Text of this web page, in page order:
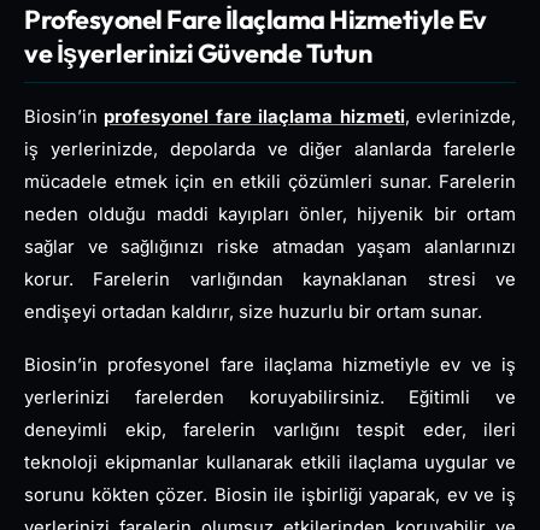
Profesyonel Fare İlaçlama Hizmetiyle Ev
ve İşyerlerinizi Güvende Tutun
Biosin’in profesyonel fare ilaçlama hizmeti, evlerinizde,
iş yerlerinizde, depolarda ve diğer alanlarda farelerle
mücadele etmek için en etkili çözümleri sunar. Farelerin
neden olduğu maddi kayıpları önler, hijyenik bir ortam
sağlar ve sağlığınızı riske atmadan yaşam alanlarınızı
korur. Farelerin varlığından kaynaklanan stresi ve
endişeyi ortadan kaldırır, size huzurlu bir ortam sunar.
Biosin’in profesyonel fare ilaçlama hizmetiyle ev ve iş
yerlerinizi farelerden koruyabilirsiniz. Eğitimli ve
deneyimli ekip, farelerin varlığını tespit eder, ileri
teknoloji ekipmanlar kullanarak etkili ilaçlama uygular ve
sorunu kökten çözer. Biosin ile işbirliği yaparak, ev ve iş